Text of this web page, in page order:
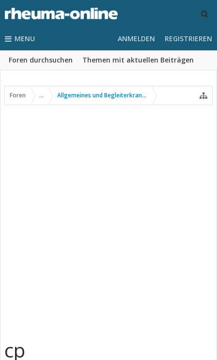
MENU
Foren durchsuchen Themen mit aktuellen Beiträgen
ANMELDEN REGISTRIEREN
Foren ... Allgemeines und Begleiterkrankungen
cp